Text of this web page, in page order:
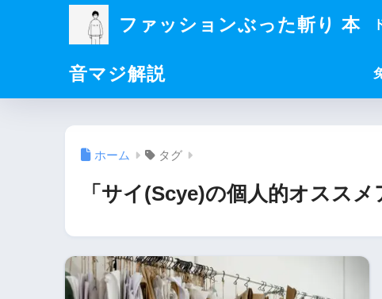
ファッションぶった斬り 本
音マジ解説
ホーム タグ
「サイ(Scye)の個人的オスス